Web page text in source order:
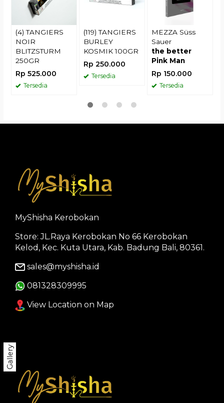
(4) TANGIERS
NOIR
BLITZSTURM
250GR
Rp 525.000
Tersedia
(119) TANGIERS
BURLEY
KOSMIK 100GR
Rp 250.000
Tersedia
MEZZA Süss
Sauer
the better
Pink Man
Rp 150.000
Tersedia
Gallery
MyShisha Kerobokan
Store: JL.Raya Kerobokan No 66 Kerobokan
Kelod, Kec. Kuta Utara, Kab. Badung Bali, 80361.
sales@myshisha.id
081328309995
View Location on Map